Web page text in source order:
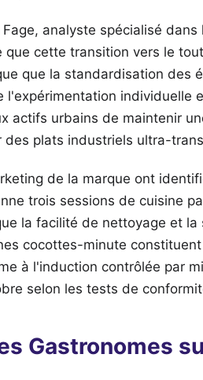
analyste spécialisé
que cette transition vers le
que la standardisation des
l'expérimentation individuelle
actifs urbains de maintenir
des plats industriels ultra-
de la marque ont
trois sessions de cuisine
la facilité de nettoyage et
cocottes-minute
à l'induction contrôlée par
selon les tests de
Gastronomes